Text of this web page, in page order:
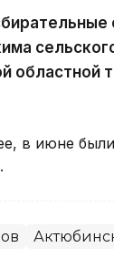
областной
в июне были